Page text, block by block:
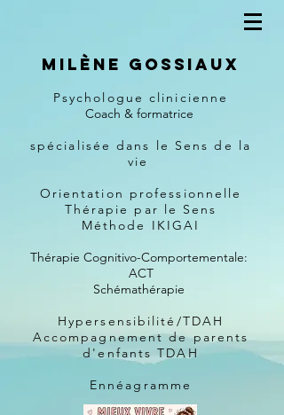
Milène Gossiaux
Psychologue clinicienne
Coach & formatrice
spécialisée dans le Sens de la
vie
Orientation professionnelle
Thérapie par le Sens
Méthode IKIGAI
Thérapie Cognitivo-Comportementale:
ACT
Schémathérapie
Hypersensibilité/TDAH
Accompagnement de parents
d'enfants TDAH
Ennéagramme